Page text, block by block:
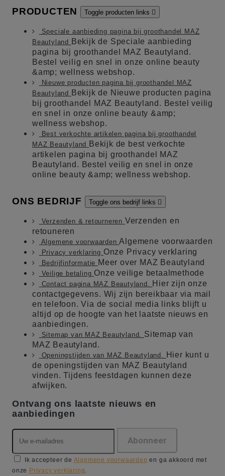
PRODUCTEN Toggle producten links 
Speciale aanbieding pagina bij groothandel MAZ
Beautyland
Bekijk de Speciale aanbieding
pagina bij groothandel MAZ Beautyland.
Bestel veilig en snel in onze online beauty
&amp; wellness webshop.
Nieuwe producten pagina bij groothandel MAZ
Beautyland
Bekijk de Nieuwe producten pagina
bij groothandel MAZ Beautyland. Bestel veilig
en snel in onze online beauty &amp;
wellness webshop.
Best verkochte artikelen pagina bij groothandel
MAZ Beautyland
Bekijk de best verkochte
artikelen pagina bij groothandel MAZ
Beautyland. Bestel veilig en snel in onze
online beauty &amp; wellness webshop.
ONS BEDRIJF Toggle ons bedrijf links 
Verzenden & retourneren Verzenden en
retouneren
Algemene voorwaardenAlgemene voorwaarden
Privacy verklaring Onze Privacy verklaring
Bedrijfinformatie Meer over MAZ Beautyland
Veilige betaling Onze veilige betaalmethode
Contact pagina MAZ Beautyland. Hier zijn onze
contactgegevens. Wij zijn bereikbaar via mail
en telefoon. Via de social media links blijft u
altijd op de hoogte van het laatste nieuws en
aanbiedingen.
Sitemap van MAZ Beautyland. Sitemap van
MAZ Beautyland.
Openingstijden van MAZ Beautyland.
Hier kunt u
de openingstijden van MAZ Beautyland
vinden. Tijdens feestdagen kunnen deze
afwijken.
Ontvang ons laatste nieuws en
aanbiedingen
Ik accepteer de Algemene voorwaarden en ga akkoord met
onze Privacy verklaring